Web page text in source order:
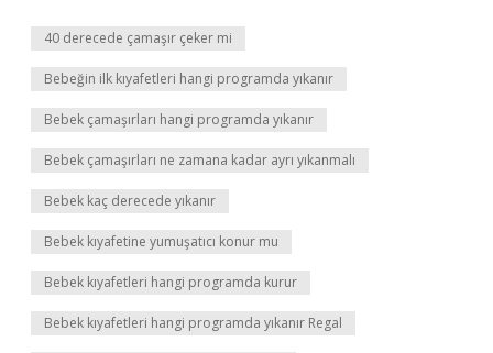
40 derecede çamaşır çeker mi
Bebeğin ilk kıyafetleri hangi programda yıkanır
Bebek çamaşırları hangi programda yıkanır
Bebek çamaşırları ne zamana kadar ayrı yıkanmalı
Bebek kaç derecede yıkanır
Bebek kıyafetine yumuşatıcı konur mu
Bebek kıyafetleri hangi programda kurur
Bebek kıyafetleri hangi programda yıkanır Regal